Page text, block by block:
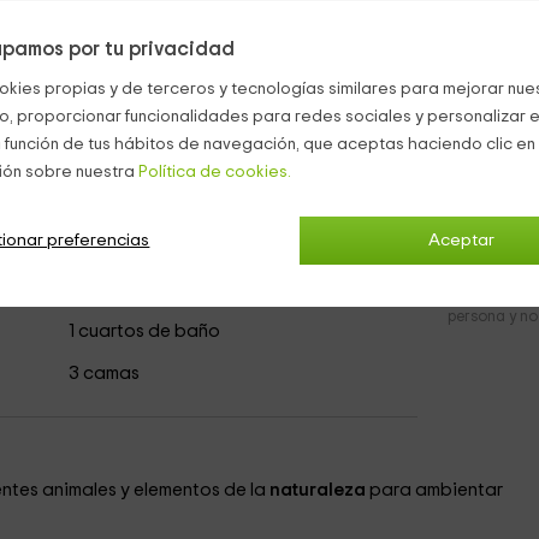
por tu privacidad
propias y de terceros y tecnologías similares para mejorar
proporcionar funcionalidades para redes sociales y personalizar
de tus hábitos de navegación, que aceptas haciendo clic
sobre nuestra Política de cookies.
Aceptar
preferencias
que os despertéis con las mejores vistas.
y suelos demadera. ¿No te parece un sueño?
por los alrededores y una cabaña comedor
, con una
Bungalows y Cabañas Maraña
personas
1 cuartos de baño
3 camas
persona y
animales y elementos de la naturaleza para ambientar